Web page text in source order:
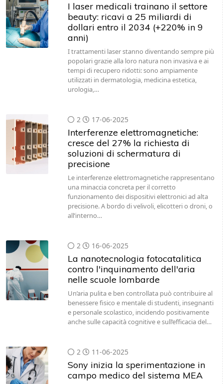
I laser medicali trainano il settore
beauty: ricavi a 25 miliardi di
dollari entro il 2034 (+220% in 9
anni)
I trattamenti laser stanno diventando sempre più
popolari grazie alla loro natura non invasiva e ai
tempi di recupero ridotti: sono ampiamente
utilizzati in dermatologia, medicina estetica,
urologia,…
2 17-06-2025
Interferenze elettromagnetiche:
cresce del 27% la richiesta di
soluzioni di schermatura di
precisione
Le interferenze elettromagnetiche rappresentano
una minaccia concreta per il corretto
funzionamento dei dispositivi elettronici ad alta
precisione. A bordo di velivoli, elicotteri o droni, o
all’interno…
2 16-06-2025
La nanotecnologia fotocatalitica
contro l'inquinamento dell'aria
nelle scuole lombarde
Un’aria pulita e ben controllata può contribuire al
benessere fisico e mentale di studenti, insegnanti
e personale scolastico, incidendo positivamente
anche sulle capacità cognitive e sull’efficacia del…
2 11-06-2025
Sony inizia la sperimentazione in
campo medico del sistema MEA